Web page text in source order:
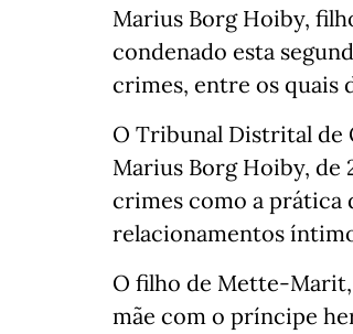
Marius Borg Hoiby,
condenado esta
crimes, entre os quais
O Tribunal Distrital de
Marius Borg Hoiby, de
crimes como a prática
relacionamentos
O filho de Mette-
mãe com o príncipe